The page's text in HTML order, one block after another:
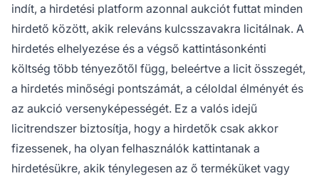
indít, a hirdetési platform azonnal aukciót futtat minden
hirdető között, akik releváns kulcsszavakra licitálnak. A
hirdetés elhelyezése és a végső kattintásonkénti
költség több tényezőtől függ, beleértve a licit összegét,
a hirdetés minőségi pontszámát, a céloldal élményét és
az aukció versenyképességét. Ez a valós idejű
licitrendszer biztosítja, hogy a hirdetők csak akkor
fizessenek, ha olyan felhasználók kattintanak a
hirdetésükre, akik ténylegesen az ő terméküket vagy